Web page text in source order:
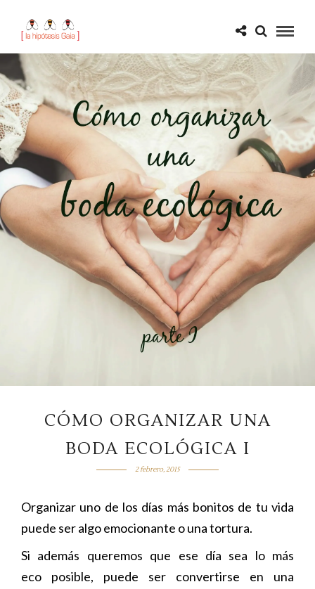
CÓMO ORGANIZAR UNA
BODA ECOLÓGICA I
2 febrero, 2015
Organizar uno de los días más bonitos de tu vida
puede ser algo emocionante o una tortura.
Si además queremos que ese día sea lo más
eco posible, puede ser convertirse en una